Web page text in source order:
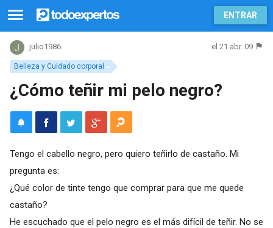
ENTRAR
Belleza y Cuidado corporal
julio1986 el 21 abr. 09
¿Cómo teñir mi pelo negro?
Tengo el cabello negro, pero quiero teñirlo de castaño. Mi
pregunta es:
¿Qué color de tinte tengo que comprar para que me quede
castaño?
He escuchado que el pelo negro es el más difícil de teñir. No se